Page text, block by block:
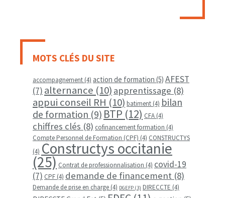
MOTS CLÉS DU SITE
accompagnement (4) action de formation (5) AFEST
(7) alternance (10) apprentissage (8)
appui conseil RH (10) batiment (4) bilan
de formation (9) BTP (12) CFA (4)
chiffres clés (8) cofinancement formation (4)
Compte Personnel de Formation (CPF) (4) CONSTRUCTYS
(4) Constructys occitanie
(25) Contrat de professionnalisation (4) covid-19
(7) CPF (4) demande de financement (8)
Demande de prise en charge (4) DGEFP (3) DIRECCTE (4)